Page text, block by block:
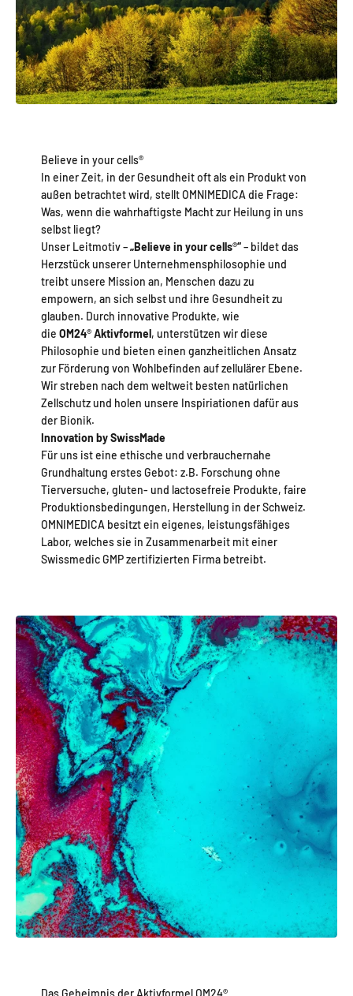
Believe in your cells®
In einer Zeit, in der Gesundheit oft als ein Produkt von
außen betrachtet wird, stellt OMNIMEDICA die Frage:
Was, wenn die wahrhaftigste Macht zur Heilung in uns
selbst liegt?
Unser Leitmotiv –„Believe in your cells®“– bildet das
Herzstück unserer Unternehmensphilosophie und
treibt unsere Mission an, Menschen dazu zu
empowern, an sich selbst und ihre Gesundheit zu
glauben. Durch innovative Produkte, wie
die OM24®Aktivformel, unterstützen wir diese
Philosophie und bieten einen ganzheitlichen Ansatz
zur Förderung von Wohlbefinden auf zellulärer Ebene.
Wir streben nach dem weltweit besten natürlichen
Zellschutz und holen unsere Inspiriationen dafür aus
der Bionik.
Innovation by SwissMade
Für uns ist eine ethische und verbrauchernahe
Grundhaltung erstes Gebot: z.B. Forschung ohne
Tierversuche, gluten- und lactosefreie Produkte, faire
Produktionsbedingungen, Herstellung in der Schweiz.
OMNIMEDICA besitzt ein eigenes, leistungsfähiges
Labor, welches sie in Zusammenarbeit mit einer
Swissmedic GMP zertifizierten Firma betreibt.